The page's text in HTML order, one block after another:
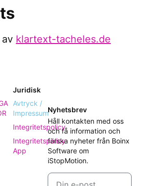
klartext-tacheles.de
Juridisk
Avtryck /
Impressum
Integritetspolicy
Integritetspolicy
App
Nyhetsbrev
Håll kontakten med oss
och få information och
färska nyheter från Boinx
Software om
iStopMotion.